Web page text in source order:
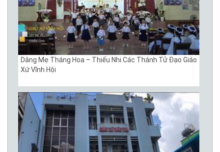
Dâng Mẹ Tháng Hoa – Thiếu Nhi Các Thánh Tử Đạo Giáo
Xứ Vĩnh Hội